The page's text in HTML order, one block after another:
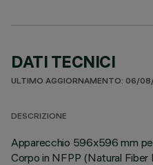
DATI TECNICI
ULTIMO AGGIORNAMENTO: 06/
DESCRIZIONE
Apparecchio 596x596 mm
Corpo in NFPP (Natural